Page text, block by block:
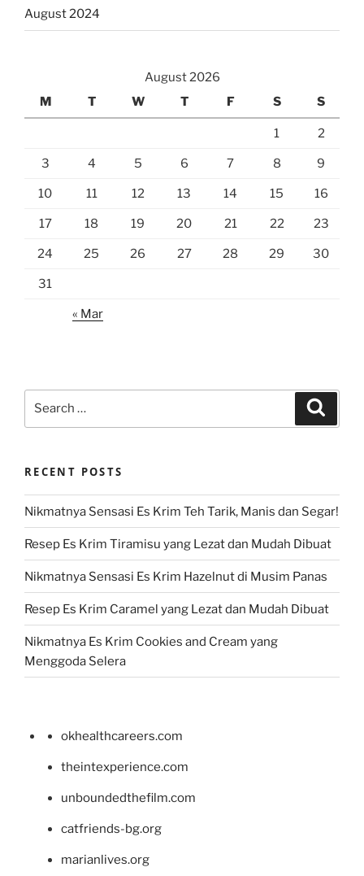
August 2024
August 2026
M
T W T F S S
1 2
3 4 5 6 7 8 9
10 11 12 13 14 15 16
17 18 19 20 21 22 23
24 25 26 27 28 29 30
31
« Mar
RECENT POSTS
Nikmatnya Sensasi Es Krim Teh Tarik, Manis dan Segar!
Resep Es Krim Tiramisu yang Lezat dan Mudah Dibuat
Nikmatnya Sensasi Es Krim Hazelnut di Musim Panas
Resep Es Krim Caramel yang Lezat dan Mudah Dibuat
Nikmatnya Es Krim Cookies and Cream yang
Menggoda Selera
okhealthcareers.com
theintexperience.com
unboundedthefilm.com
catfriends-bg.org
marianlives.org